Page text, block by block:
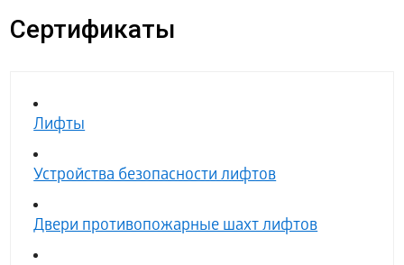
Сертификаты
Лифты
Устройства безопасности лифтов
Двери противопожарные шахт лифтов